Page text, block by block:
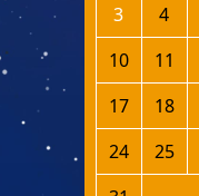
3
4
10
11
17
18
24
25